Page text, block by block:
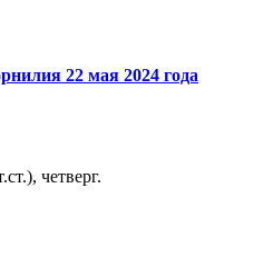
22 мая 2024 года
четверг.